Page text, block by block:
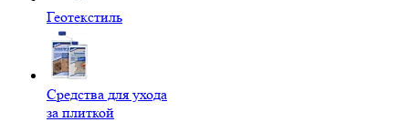
Геотекстиль
Средства для ухода
за плиткой